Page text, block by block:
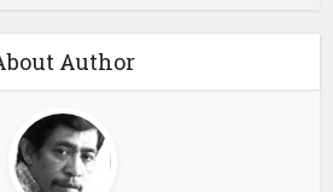
Author